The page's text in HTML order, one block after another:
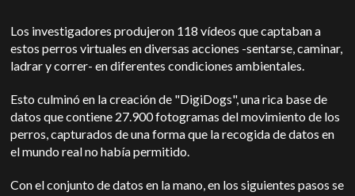
Los investigadores produjeron 118 vídeos que captaban a
estos perros virtuales en diversas acciones -sentarse, caminar,
ladrar y correr- en diferentes condiciones ambientales.
Esto culminó en la creación de "DigiDogs", una rica base de
datos que contiene 27.900 fotogramas del movimiento de los
perros, capturados de una forma que la recogida de datos en
el mundo real no había permitido.
Con el conjunto de datos en la mano, en los siguientes pasos se